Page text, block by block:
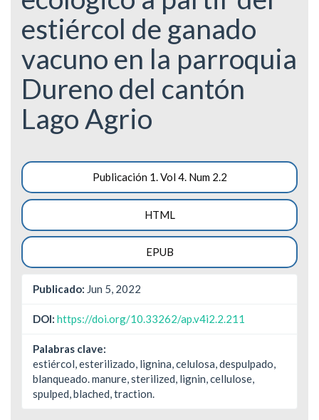
estiércol de ganado
vacuno en la parroquia
Dureno del cantón
Lago Agrio
Barra
lateral
del
artículo
Publicación 1. Vol 4. Num 2.2
HTML
EPUB
Publicado: Jun 5, 2022
DOI: https://doi.org/10.33262/ap.v4i2.2.211
Palabras clave:
estiércol, esterilizado, lignina, celulosa, despulpado,
blanqueado. manure, sterilized, lignin, cellulose,
spulped, blached, traction.